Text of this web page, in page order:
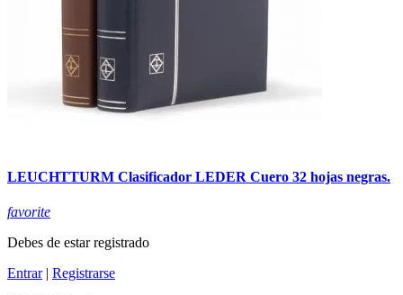
LEUCHTTURM Clasificador LEDER Cuero 32 hojas negras.
favorite
Debes de estar registrado
Entrar| Registrarse